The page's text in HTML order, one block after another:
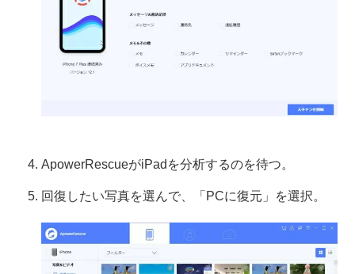
ApowerRescueがiPadを分析するのを待つ。
回復したい写真を選んで、「PCに復元」を選択。